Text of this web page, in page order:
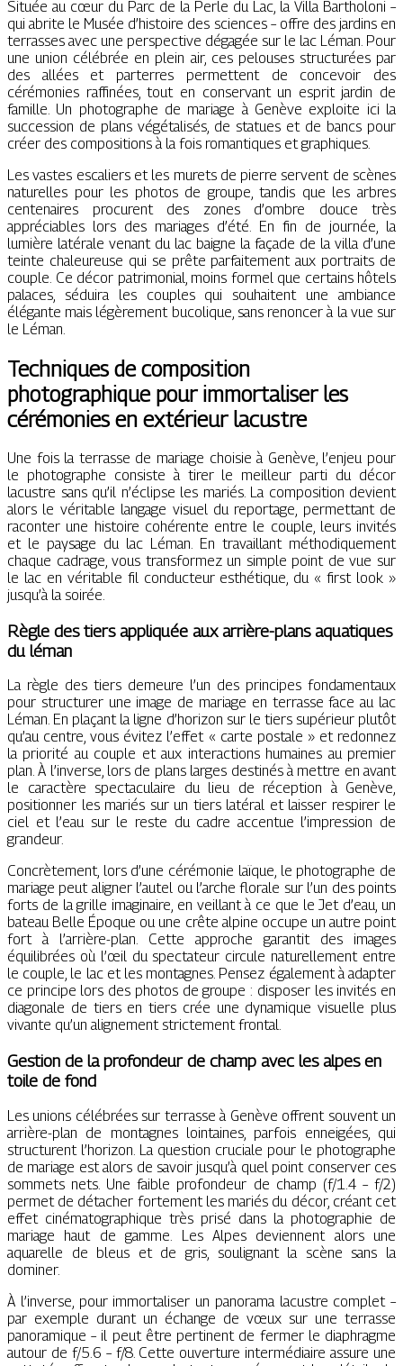
Située au cœur du Parc de la Perle du Lac, la Villa Bartholoni –
qui abrite le Musée d’histoire des sciences – offre des jardins en
terrasses avec une perspective dégagée sur le lac Léman. Pour
une union célébrée en plein air, ces pelouses structurées par
des allées et parterres permettent de concevoir des
cérémonies raffinées, tout en conservant un esprit jardin de
famille. Un photographe de mariage à Genève exploite ici la
succession de plans végétalisés, de statues et de bancs pour
créer des compositions à la fois romantiques et graphiques.
Les vastes escaliers et les murets de pierre servent de scènes
naturelles pour les photos de groupe, tandis que les arbres
centenaires procurent des zones d’ombre douce très
appréciables lors des mariages d’été. En fin de journée, la
lumière latérale venant du lac baigne la façade de la villa d’une
teinte chaleureuse qui se prête parfaitement aux portraits de
couple. Ce décor patrimonial, moins formel que certains hôtels
palaces, séduira les couples qui souhaitent une ambiance
élégante mais légèrement bucolique, sans renoncer à la vue sur
le Léman.
Techniques de composition
photographique pour immortaliser les
cérémonies en extérieur lacustre
Une fois la terrasse de mariage choisie à Genève, l’enjeu pour
le photographe consiste à tirer le meilleur parti du décor
lacustre sans qu’il n’éclipse les mariés. La composition devient
alors le véritable langage visuel du reportage, permettant de
raconter une histoire cohérente entre le couple, leurs invités
et le paysage du lac Léman. En travaillant méthodiquement
chaque cadrage, vous transformez un simple point de vue sur
le lac en véritable fil conducteur esthétique, du « first look »
jusqu’à la soirée.
Règle des tiers appliquée aux arrière-plans aquatiques
du léman
La règle des tiers demeure l’un des principes fondamentaux
pour structurer une image de mariage en terrasse face au lac
Léman. En plaçant la ligne d’horizon sur le tiers supérieur plutôt
qu’au centre, vous évitez l’effet « carte postale » et redonnez
la priorité au couple et aux interactions humaines au premier
plan. À l’inverse, lors de plans larges destinés à mettre en avant
le caractère spectaculaire du lieu de réception à Genève,
positionner les mariés sur un tiers latéral et laisser respirer le
ciel et l’eau sur le reste du cadre accentue l’impression de
grandeur.
Concrètement, lors d’une cérémonie laïque, le photographe de
mariage peut aligner l’autel ou l’arche florale sur l’un des points
forts de la grille imaginaire, en veillant à ce que le Jet d’eau, un
bateau Belle Époque ou une crête alpine occupe un autre point
fort à l’arrière-plan. Cette approche garantit des images
équilibrées où l’œil du spectateur circule naturellement entre
le couple, le lac et les montagnes. Pensez également à adapter
ce principe lors des photos de groupe : disposer les invités en
diagonale de tiers en tiers crée une dynamique visuelle plus
vivante qu’un alignement strictement frontal.
Gestion de la profondeur de champ avec les alpes en
toile de fond
Les unions célébrées sur terrasse à Genève offrent souvent un
arrière-plan de montagnes lointaines, parfois enneigées, qui
structurent l’horizon. La question cruciale pour le photographe
de mariage est alors de savoir jusqu’à quel point conserver ces
sommets nets. Une faible profondeur de champ (f/1.4 – f/2)
permet de détacher fortement les mariés du décor, créant cet
effet cinématographique très prisé dans la photographie de
mariage haut de gamme. Les Alpes deviennent alors une
aquarelle de bleus et de gris, soulignant la scène sans la
dominer.
À l’inverse, pour immortaliser un panorama lacustre complet –
par exemple durant un échange de vœux sur une terrasse
panoramique – il peut être pertinent de fermer le diaphragme
autour de f/5.6 – f/8. Cette ouverture intermédiaire assure une